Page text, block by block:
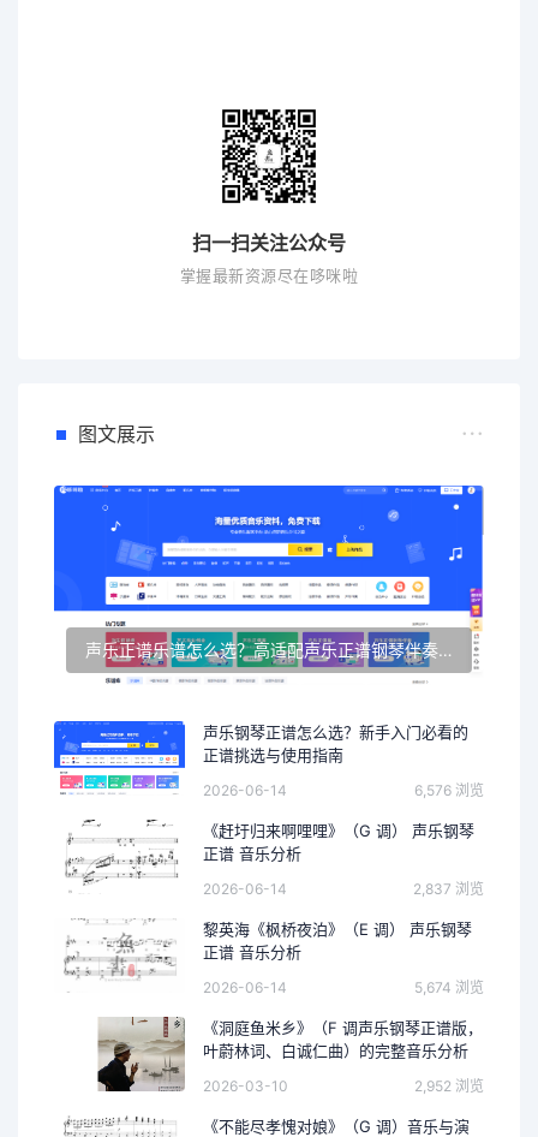
扫一扫关注公众号
掌握最新资源尽在哆咪啦
图文展示
声乐正谱乐谱怎么选？高适配声乐正谱钢琴伴奏资源推荐
声乐钢琴正谱怎么选？新手入门必看的
正谱挑选与使用指南
2026-06-14 6,576 浏览
《赶圩归来啊哩哩》（G 调） 声乐钢琴
正谱 音乐分析
2026-06-14 2,837 浏览
黎英海《枫桥夜泊》（E 调） 声乐钢琴
正谱 音乐分析
2026-06-14 5,674 浏览
《洞庭鱼米乡》（F 调声乐钢琴正谱版，
叶蔚林词、白诚仁曲）的完整音乐分析
2026-03-10 2,952 浏览
《不能尽孝愧对娘》（G 调）音乐与演